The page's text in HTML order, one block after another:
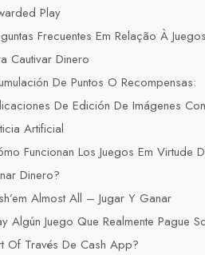
Play
Frecuentes Em Relação À Juegos
Cautivar Dinero
De Puntos O Recompensas:
De Edición De Imágenes Con
Artificial
Funcionan Los Juegos Em Virtude
Dinero?
Almost All – Jugar Y Ganar
Algún Juego Que Realmente Pague
Of Través De Cash App?